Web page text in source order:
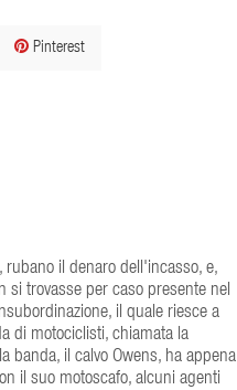
Pinterest
il denaro dell'incasso, e,
si trovasse per caso presente nel
il quale riesce a
di motociclisti, chiamata la
banda, il calvo Owens, ha appena
il suo motoscafo, alcuni agenti